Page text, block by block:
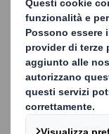
una
Settori
Con
attiva del
numerosi